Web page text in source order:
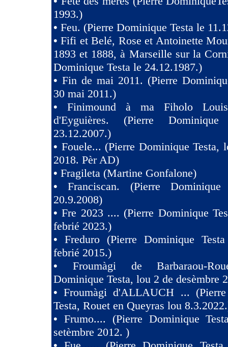
1993.)
• Feu. (Pierre Dominique Testa le
•Fifi et Belé, Rose et Antoinette
1893 et 1888, à Marseille sur la
Dominique Testa le 24.12.1987.)
• Fin de mai 2011. (Pierre
30 mai 2011.)
• Finimound à ma Fiholo
d'Eyguières. (Pierre
23.12.2007.)
• Fouele... (Pierre Dominique Testa,
2018. Pèr AD)
• Fragileta (Martine Gonfalone)
•Franciscan. (Pierre
20.9.2008)
•Fre 2023 .... (Pierre Dominique
febrié 2023.)
• Freduro (Pierre Dominique
febrié 2015.)
• Froumàgi de Barbaraou-
Dominique Testa, lou 2 de desèmbre
•Froumàgi d'ALLAUCH ...
Testa, Rouet en Queyras lou
• Frumo.... (Pierre Dominique
setèmbre 2012. )